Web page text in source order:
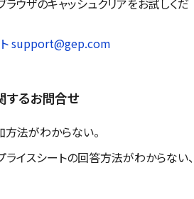
ウザのキャッシュクリアをお試しくだ
ト support@gep.com
するお問合せ
法がわからない。
ライスシートの回答方法がわからない、